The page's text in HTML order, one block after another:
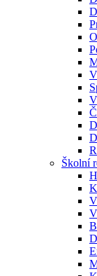
Školní